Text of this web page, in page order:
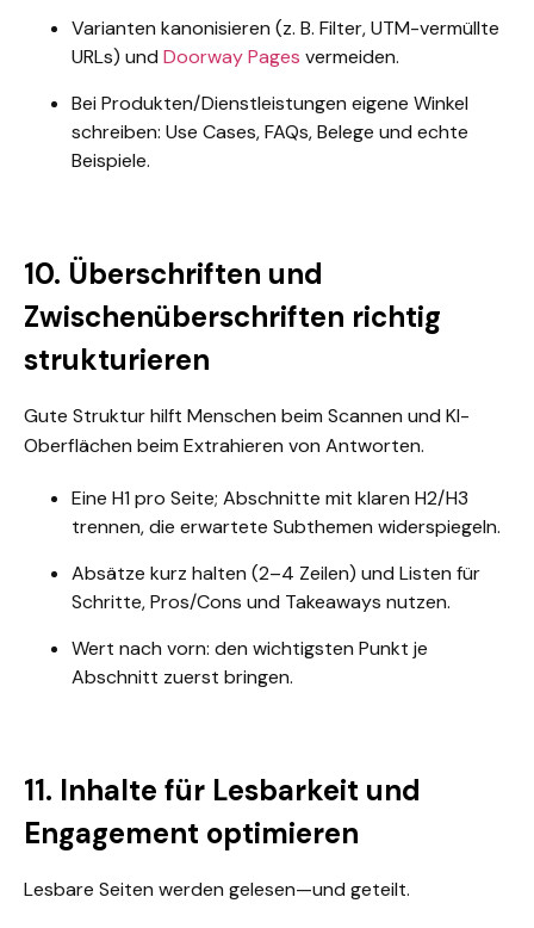
Varianten kanonisieren (z. B. Filter, UTM-vermüllte
URLs) und Doorway Pages vermeiden.
Bei Produkten/Dienstleistungen eigene Winkel
schreiben: Use Cases, FAQs, Belege und echte
Beispiele.
10. Überschriften und
Zwischenüberschriften richtig
strukturieren
Gute Struktur hilft Menschen beim Scannen und KI-
Oberflächen beim Extrahieren von Antworten.
Eine H1 pro Seite; Abschnitte mit klaren H2/H3
trennen, die erwartete Subthemen widerspiegeln.
Absätze kurz halten (2–4 Zeilen) und Listen für
Schritte, Pros/Cons und Takeaways nutzen.
Wert nach vorn: den wichtigsten Punkt je
Abschnitt zuerst bringen.
11. Inhalte für Lesbarkeit und
Engagement optimieren
Lesbare Seiten werden gelesen—und geteilt.